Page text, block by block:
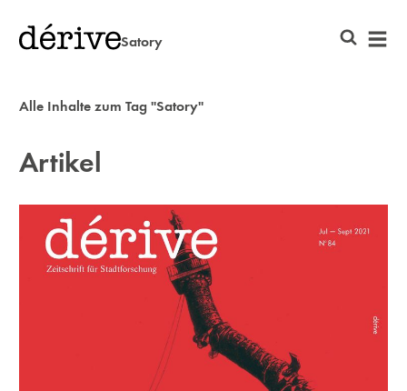
Satory
Alle Inhalte zum Tag "Satory"
Artikel